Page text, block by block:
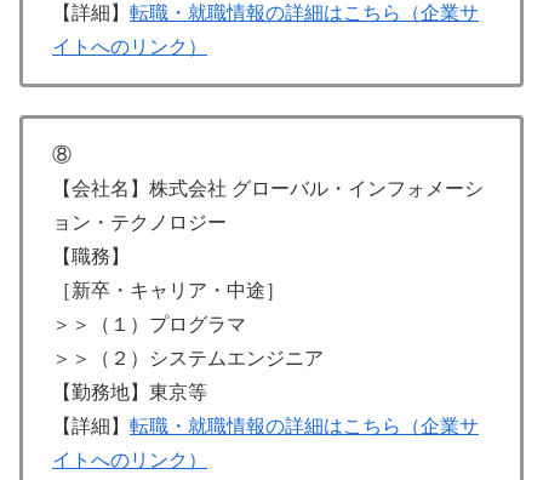
【詳細】 転職・就職情報の詳細はこちら（企業サ
イトへのリンク）
⑧
【会社名】株式会社 グローバル・インフォメーシ
ョン・テクノロジー
【職務】
［新卒・キャリア・中途］
＞＞（１）プログラマ
＞＞（２）システムエンジニア
【勤務地】東京等
【詳細】 転職・就職情報の詳細はこちら（企業サ
イトへのリンク）